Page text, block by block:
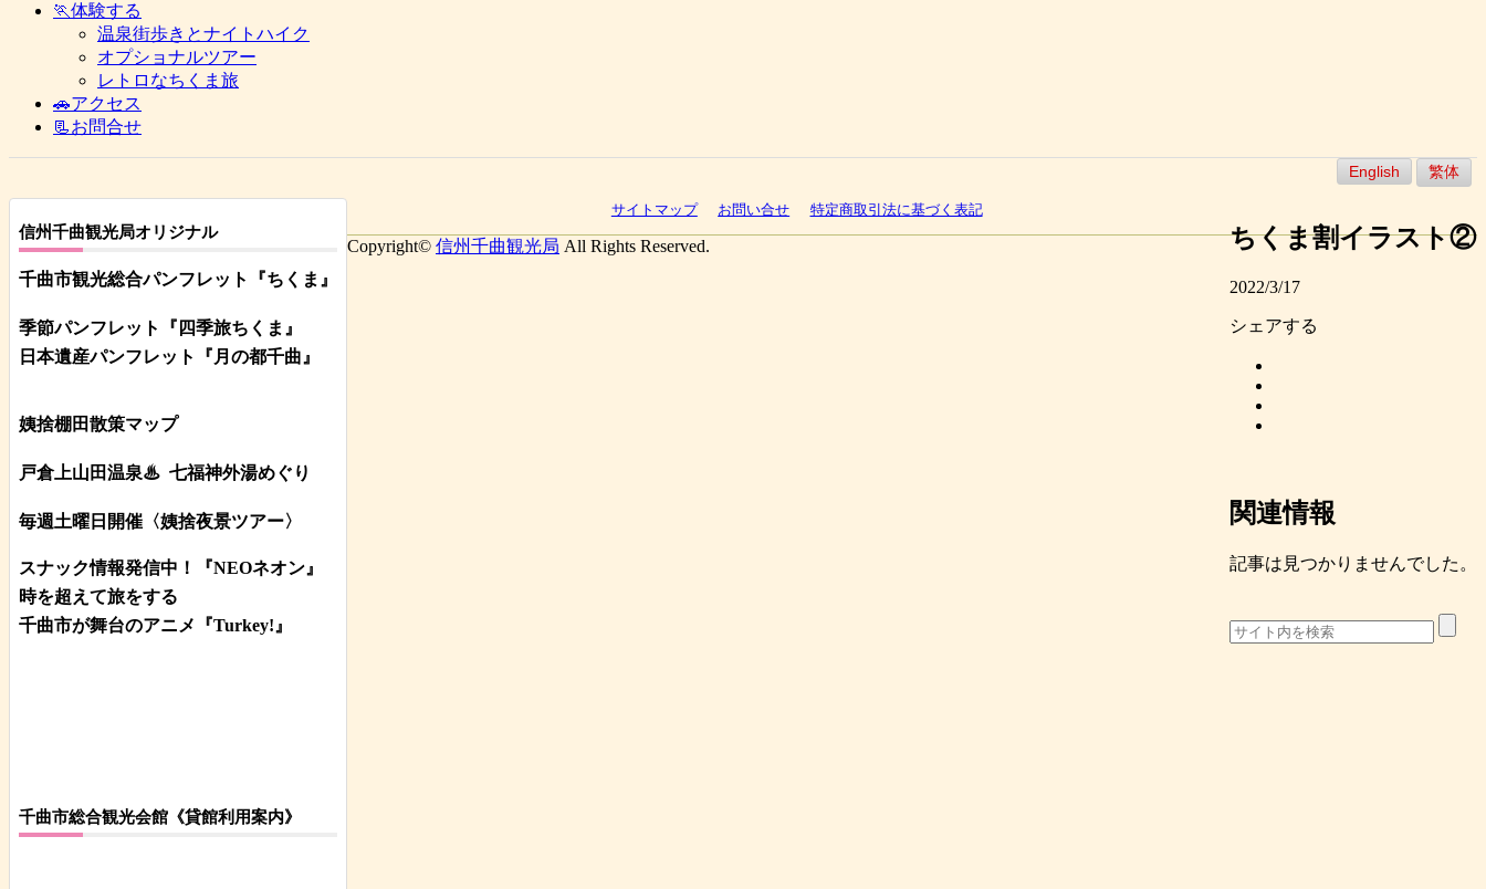
🏃体験する
温泉街歩きとナイトハイク
オプショナルツアー
レトロなちくま旅
🚗アクセス
📃お問合せ
English 繁体
ちくま割イラスト②
2022/3/17
シェアする
関連情報
記事は見つかりませんでした。
信州千曲観光局オリジナル
千曲市観光総合パンフレット 『ちくま』
季節パンフレット『四季旅ちくま』
日本遺産パンフレット
『月の都千曲』
姨捨棚田散策マップ
戸倉上山田温泉♨ 七福神外湯めぐり
毎週土曜日開催〈姨捨夜景ツアー〉
スナック情報発信中！『NEOネオン』
時を超えて旅をする
千曲市が舞台のアニメ『Turkey!』
千曲市総合観光会館《貸館利用案内》
サイトマップ お問い合せ 特定商取引法に基づく表記
Copyright© 信州千曲観光局 All Rights Reserved.